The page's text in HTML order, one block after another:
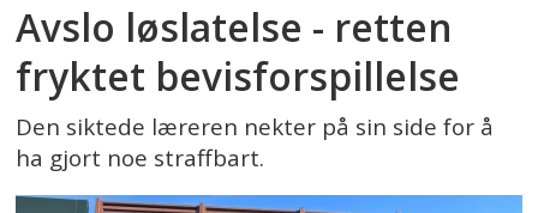
Avslo løslatelse - retten
fryktet bevisforspillelse
Den siktede læreren nekter på sin side for å
ha gjort noe straffbart.